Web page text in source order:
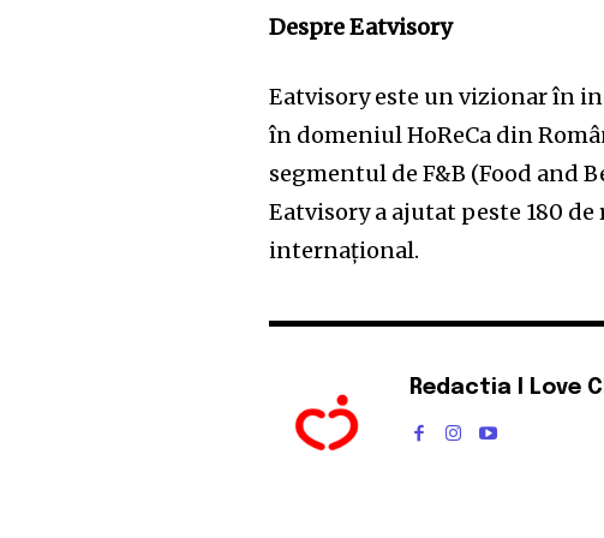
Despre Eatvisory
Eatvisory este un vizionar în
în domeniul HoReCa din
segmentul de F&B (Food and
Eatvisory a ajutat peste 180
internațional.
Redactia I Love